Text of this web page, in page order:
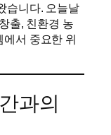
습니다. 오늘날
출, 친환경 농
서 중요한 위
과의